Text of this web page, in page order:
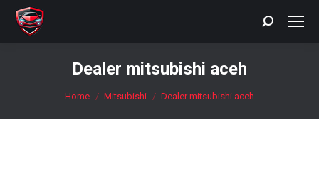
Search:
Dealer mitsubishi aceh
You are here:
Home Mitsubishi Dealer mitsubishi aceh